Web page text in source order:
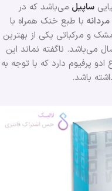
ساپیل می‌باشد که در
انه با طبع خنک همراه با
مشک و مرکباتی یکی از بهترین
می‌باشد. ناگفته نماند این
ادو پرفیوم دارد که با توجه به
باشد.